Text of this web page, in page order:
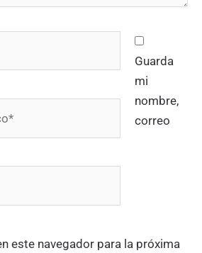
Guarda
mi
nombre,
correo
este navegador para la próxima